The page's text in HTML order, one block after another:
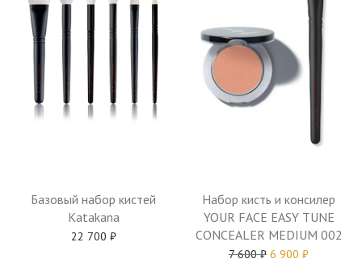
Базовый набор кистей
Katakana
22 700 ₽
Набор кисть и консилер
YOUR FACE EASY TUNE
CONCEALER MEDIUM 002
7 600₽ 6 900 ₽